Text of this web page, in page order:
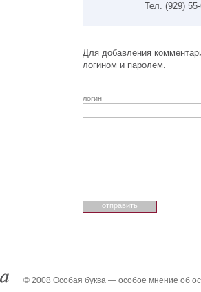
Тел. (929)
Для добавления
логином и паролем.
логин
© 2008 Особая буква — особое мнение об